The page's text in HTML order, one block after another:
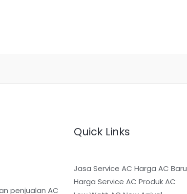
penjualan AC
Quick Links
Jasa Service AC Harga AC Baru
Harga Service AC Produk AC